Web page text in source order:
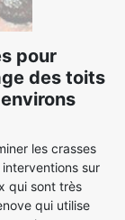
pour
des toits
les crasses
sur
qui sont très
qui utilise